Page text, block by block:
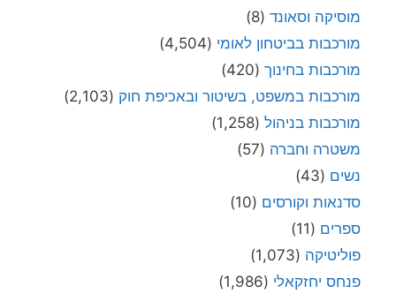
מוסיקה וסאונד (8)
מורכבות בביטחון לאומי (4,504)
מורכבות בחינוך (420)
מורכבות במשפט, בשיטור ובאכיפת חוק (2,103)
מורכבות בניהול (1,258)
משטרה וחברה (57)
נשים (43)
סדנאות וקורסים (10)
ספרים (11)
פוליטיקה (1,073)
פנחס יחזקאלי (1,986)